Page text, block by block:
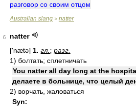
разговор со своим отцом
Australian slang > natter
6
natter
['nætə] 1. гл. ; разг.
1) болтать; сплетничать
You natter all day long at the
делаете в больнице, что целый
2) ворчать, жаловаться
Syn: